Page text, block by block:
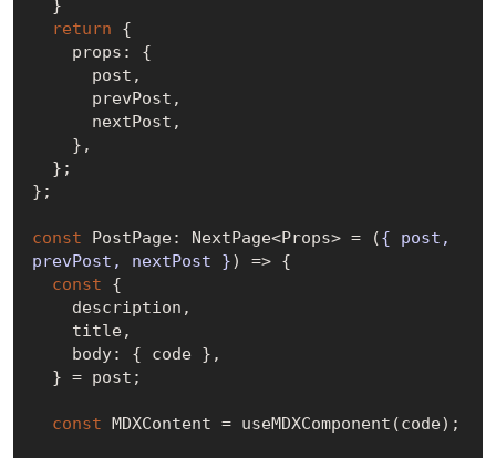
return {
};
const PostPage: NextPage<Props> = ({ post,
prevPost, nextPost }) => {
const {
const MDXContent = useMDXComponent(code);